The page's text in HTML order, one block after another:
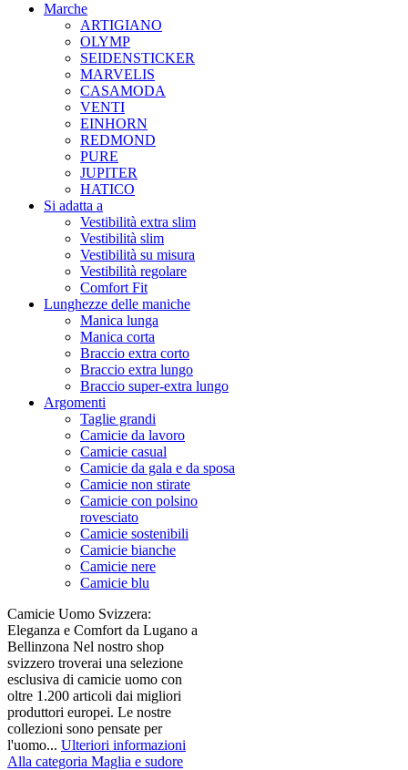
Marche
ARTIGIANO
OLYMP
SEIDENSTICKER
MARVELIS
CASAMODA
VENTI
EINHORN
REDMOND
PURE
JUPITER
HATICO
Si adatta a
Vestibilità extra slim
Vestibilità slim
Vestibilità su misura
Vestibilità regolare
Comfort Fit
Lunghezze delle maniche
Manica lunga
Manica corta
Braccio extra corto
Braccio extra lungo
Braccio super-extra lungo
Argomenti
Taglie grandi
Camicie da lavoro
Camicie casual
Camicie da gala e da sposa
Camicie non stirate
Camicie con polsino
rovesciato
Camicie sostenibili
Camicie bianche
Camicie nere
Camicie blu
Camicie Uomo Svizzera:
Eleganza e Comfort da Lugano a
Bellinzona Nel nostro shop
svizzero troverai una selezione
esclusiva di camicie uomo con
oltre 1.200 articoli dai migliori
produttori europei. Le nostre
collezioni sono pensate per
l'uomo... Ulteriori informazioni
Alla categoria Maglia e sudore